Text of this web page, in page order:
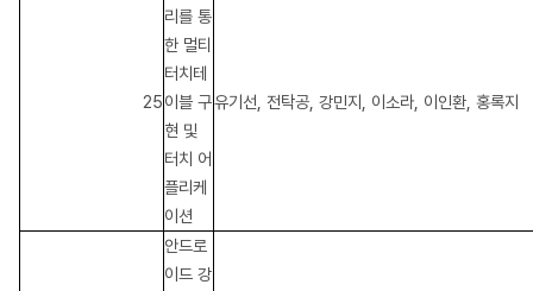
25
리를 통
한 멀티
터치테
이블 구
현 및
터치 어
플리케
이션
유기선, 전탁공, 강민지, 이소라, 이인환, 홍록지
안드로
이드 강